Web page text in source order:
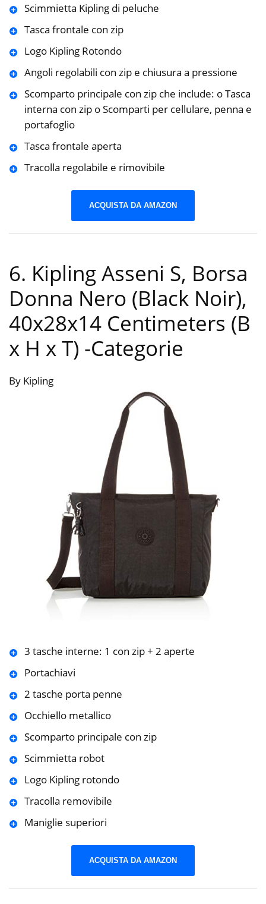
Scimmietta Kipling di peluche
Tasca frontale con zip
Logo Kipling Rotondo
Angoli regolabili con zip e chiusura a pressione
Scomparto principale con zip che include: o Tasca
interna con zip o Scomparti per cellulare, penna e
portafoglio
Tasca frontale aperta
Tracolla regolabile e rimovibile
ACQUISTA DA AMAZON
6. Kipling Asseni S, Borsa
Donna Nero (Black Noir),
40x28x14 Centimeters (B
x H x T) -Categorie
By Kipling
3 tasche interne: 1 con zip + 2 aperte
Portachiavi
2 tasche porta penne
Occhiello metallico
Scomparto principale con zip
Scimmietta robot
Logo Kipling rotondo
Tracolla removibile
Maniglie superiori
ACQUISTA DA AMAZON